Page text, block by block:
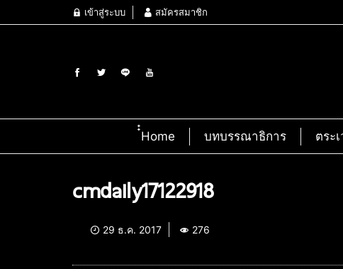
เข้าสู่ระบบ สมัครสมาชิก
๋๋Home บทบรรณาธิการ ตระ
cmdaily17122918
29 ธ.ค. 2017 276